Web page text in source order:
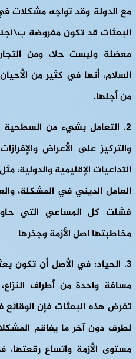
مع الدولة وقد تواجه مشكلات
البعثات قد تكون مفروضة
معضلة وليست حلا، ومن
السلام، أنها في كثير من
من أجلها.
2. التعامل بشيء
من السطحية
والتركيز على الأعراض
التداعيات الإقليمية
العامل الديني في المشكلة،
فشلت كل المساعي التي
مخاطبتها اصل الأزمة وجذرها
3. الحياد:
في الأصل أن تكون
مسافة واحدة من أطراف
تفرض هذه البعثات فإن الوقائع
لطرف دون آخر ما يفاقم
مستوى الأزمة واتساع